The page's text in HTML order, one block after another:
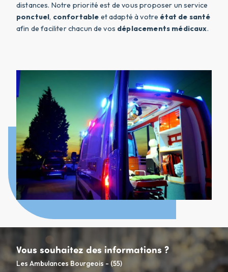
distances. Notre priorité est de vous proposer un service
ponctuel, confortable et adapté à votre état de santé
afin de faciliter chacun de vos déplacements médicaux.
Vous souhaitez des informations ?
Les Ambulances Bourgeois - (55)